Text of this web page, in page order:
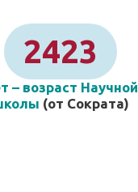
2423
– возраст Научной
(от Сократа)